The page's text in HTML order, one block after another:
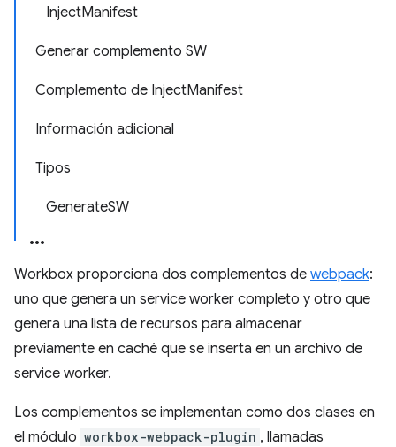
InjectManifest
Generar complemento SW
Complemento de InjectManifest
Información adicional
Tipos
GenerateSW
Workbox proporciona dos complementos de webpack:
uno que genera un service worker completo y otro que
genera una lista de recursos para almacenar
previamente en caché que se inserta en un archivo de
service worker.
Los complementos se implementan como dos clases en
el módulo workbox-webpack-plugin , llamadas